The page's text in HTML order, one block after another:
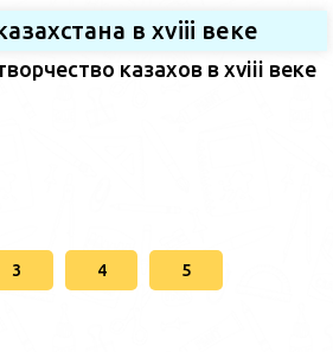
в xviii веке
казахов в xviii веке
3 4 5